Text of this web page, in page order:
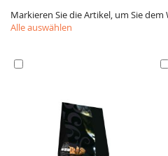
Markieren Sie die Artikel, um Sie
Alle auswählen